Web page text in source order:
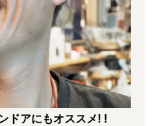
ドアにもオススメ! !